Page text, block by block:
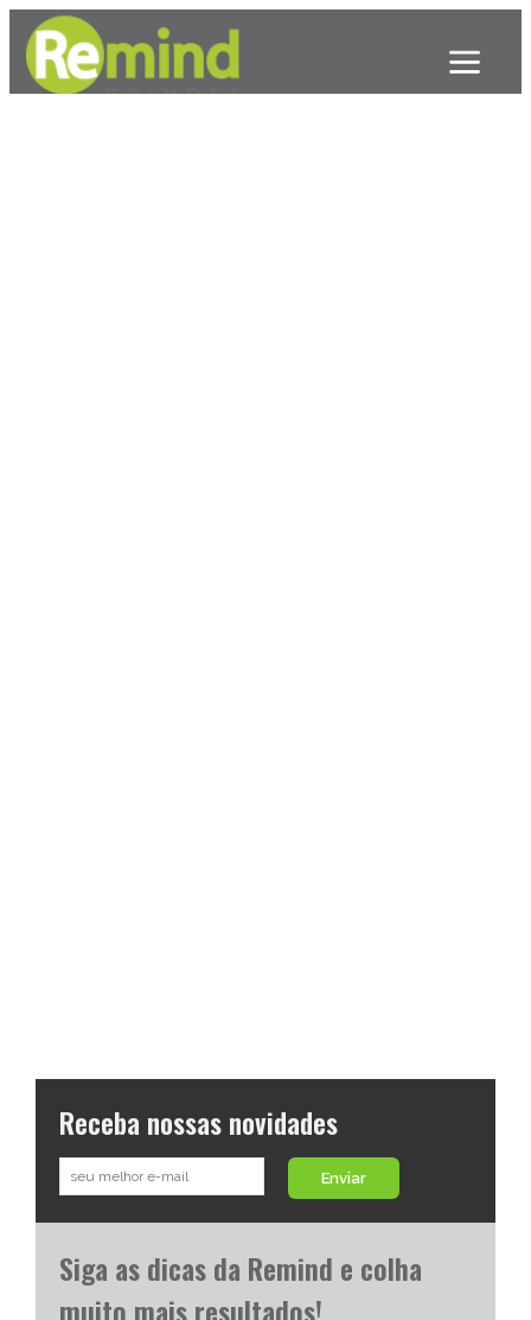
Receba nossas novidades
Enviar
Siga as dicas da Remind e colha
muito mais resultados!